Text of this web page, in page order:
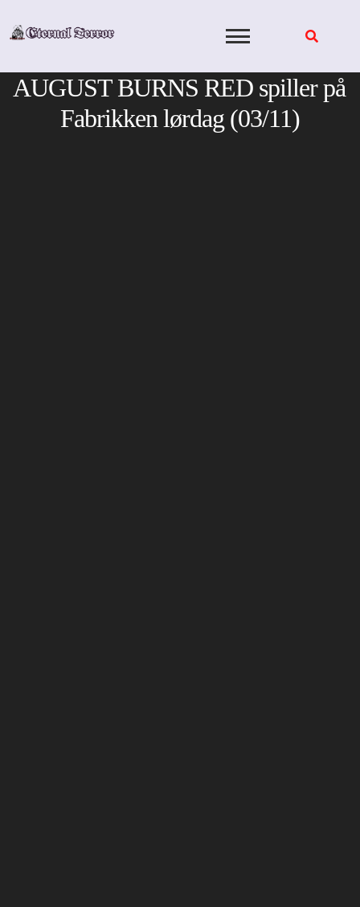
AUGUST BURNS RED spiller på
Fabrikken lørdag (03/11)